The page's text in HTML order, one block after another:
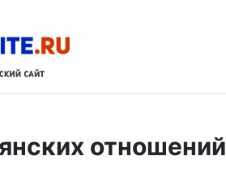
отношений